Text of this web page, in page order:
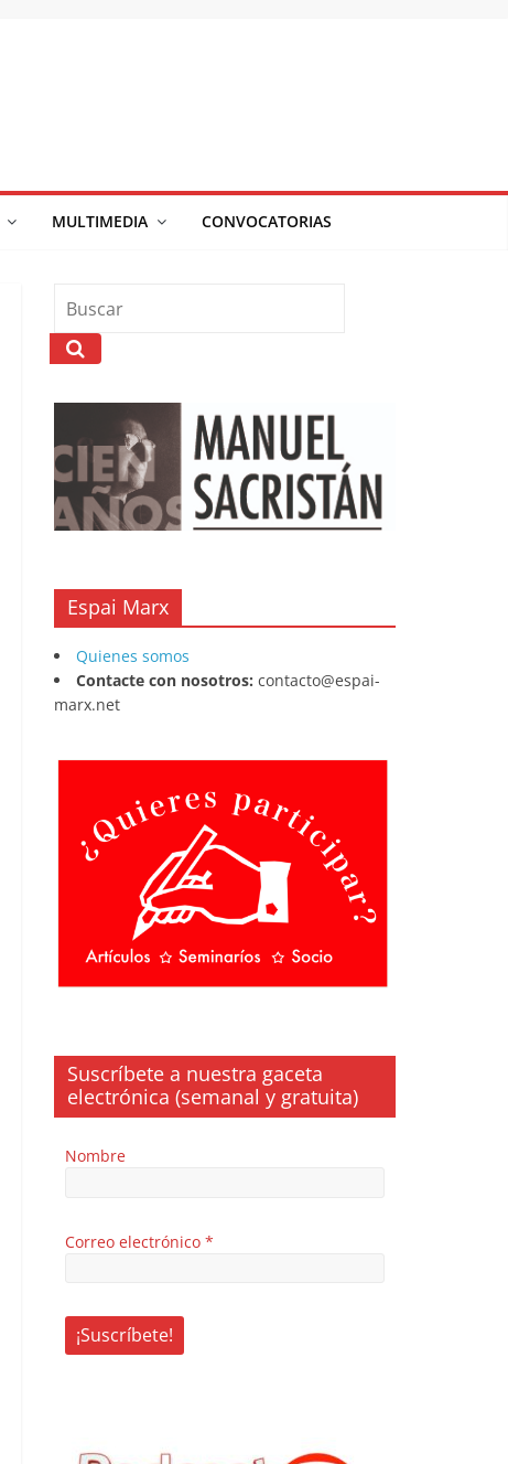
MULTIMEDIA CONVOCATORIAS
Espai Marx
Quienes somos
Contacte con nosotros: contacto@espai-
marx.net
Suscríbete a nuestra gaceta
electrónica (semanal y gratuita)
Nombre
Correo electrónico *